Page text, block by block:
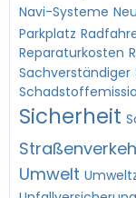
Navi-Systeme
Parkplatz
Reparaturkosten
Sachverständiger
Sicherheit
Umwelt